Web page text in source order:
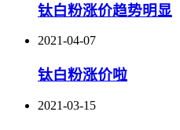
钛白粉涨价趋势明显
2021-04-07
钛白粉涨价啦
2021-03-15